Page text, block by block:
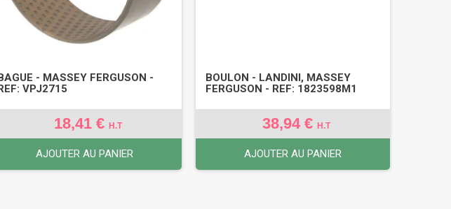
- MASSEY FERGUSON -
VPJ2715
18,41 €H.T
AJOUTER AU PANIER
BOULON - LANDINI, MASSEY
FERGUSON - REF: 1823598M1
38,94 €H.T
AJOUTER AU PANIER